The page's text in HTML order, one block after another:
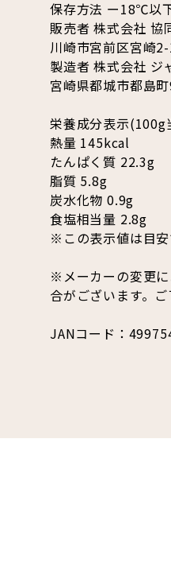
保存方法 ー18℃以
販売者 株式会社 協
川崎市宮前区宮崎
製造者 株式会社 ジ
宮崎県都城市都島
栄養成分表示(100g
熱量 145kcal
たんぱく質 22.3g
脂質 5.8g
炭水化物 0.9g
食塩相当量 2.8g
※この表示値は目安
※メーカーの変更
合がございます。ご
JANコード：